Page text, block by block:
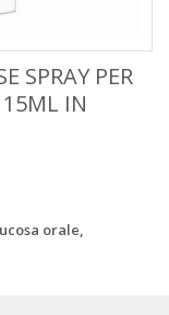
SPRAY PER
15ML IN
orale,